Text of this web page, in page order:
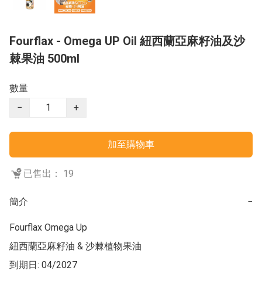
Fourflax - Omega UP Oil 紐西蘭亞麻籽油及沙
棘果油 500ml
數量
−
+
加至購物車
已售出： 19
簡介 −
Fourflax Omega Up
紐西蘭亞麻籽油 & 沙棘植物果油
到期日: 04/2027